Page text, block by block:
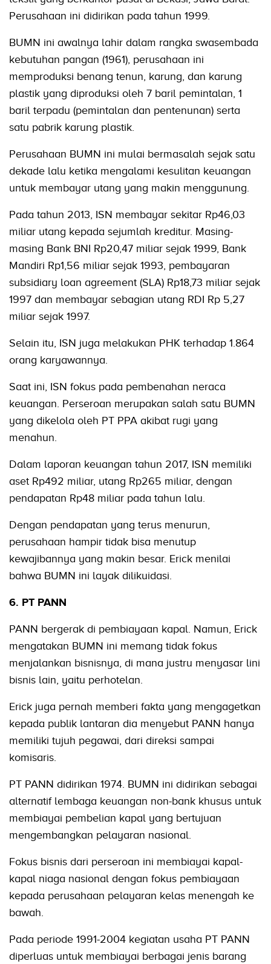
Perusahaan ini didirikan pada tahun 1999.
BUMN ini awalnya lahir dalam rangka swasembada
kebutuhan pangan (1961), perusahaan ini
memproduksi benang tenun, karung, dan karung
plastik yang diproduksi oleh 7 baril pemintalan, 1
baril terpadu (pemintalan dan pentenunan) serta
satu pabrik karung plastik.
Perusahaan BUMN ini mulai bermasalah sejak satu
dekade lalu ketika mengalami kesulitan keuangan
untuk membayar utang yang makin menggunung.
Pada tahun 2013, ISN membayar sekitar Rp46,03
miliar utang kepada sejumlah kreditur. Masing-
masing Bank BNI Rp20,47 miliar sejak 1999, Bank
Mandiri Rp1,56 miliar sejak 1993, pembayaran
subsidiary loan agreement (SLA) Rp18,73 miliar sejak
1997 dan membayar sebagian utang RDI Rp 5,27
miliar sejak 1997.
Selain itu, ISN juga melakukan PHK terhadap 1.864
orang karyawannya.
Saat ini, ISN fokus pada pembenahan neraca
keuangan. Perseroan merupakan salah satu BUMN
yang dikelola oleh PT PPA akibat rugi yang
menahun.
Dalam laporan keuangan tahun 2017, ISN memiliki
aset Rp492 miliar, utang Rp265 miliar, dengan
pendapatan Rp48 miliar pada tahun lalu.
Dengan pendapatan yang terus menurun,
perusahaan hampir tidak bisa menutup
kewajibannya yang makin besar. Erick menilai
bahwa BUMN ini layak dilikuidasi.
6. PT PANN
PANN bergerak di pembiayaan kapal. Namun, Erick
mengatakan BUMN ini memang tidak fokus
menjalankan bisnisnya, di mana justru menyasar lini
bisnis lain, yaitu perhotelan.
Erick juga pernah memberi fakta yang mengagetkan
kepada publik lantaran dia menyebut PANN hanya
memiliki tujuh pegawai, dari direksi sampai
komisaris.
PT PANN didirikan 1974. BUMN ini didirikan sebagai
alternatif lembaga keuangan non-bank khusus untuk
membiayai pembelian kapal yang bertujuan
mengembangkan pelayaran nasional.
Fokus bisnis dari perseroan ini membiayai kapal-
kapal niaga nasional dengan fokus pembiayaan
kepada perusahaan pelayaran kelas menengah ke
bawah.
Pada periode 1991-2004 kegiatan usaha PT PANN
diperluas untuk membiayai berbagai jenis barang